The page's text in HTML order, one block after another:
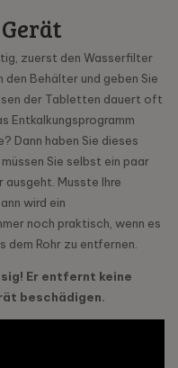
zuerst den Wasserfilter
den Behälter und geben Sie
der Tabletten dauert oft
Entkalkungsprogramm
Dann haben Sie dieses
Sie selbst ein paar
ausgeht. Musste Ihre
wird ein
noch praktisch, wenn es
dem Rohr zu entfernen.
Er entfernt keine
beschädigen.